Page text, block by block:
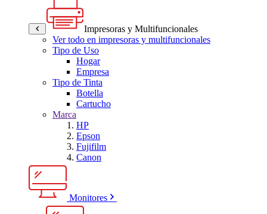
Impresoras y Multifuncionales
Ver todo en impresoras y multifuncionales
Tipo de Uso
Hogar
Empresa
Tipo de Tinta
Botella
Cartucho
Marca
HP
Epson
Fujifilm
Canon
Monitores